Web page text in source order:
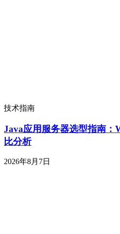
技术指南
Java应用服务器选型指南：
比分析
2026年8月7日